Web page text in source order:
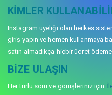
KIMLER
Instagram üyeliği olan herkes
giriş yapın ve hemen kullanmaya
satın almadıkça hiçbir ücret
BIZE ULAŞIN
Her türlü soru ve görüşleriniz için